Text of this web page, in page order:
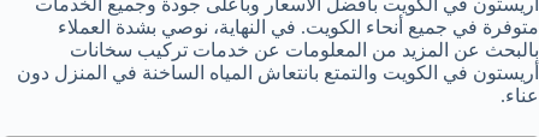
أريستون في الكويت بأفضل الأسعار وبأعلى جودة وجميع الخدمات
متوفرة في جميع أنحاء الكويت. في النهاية، نوصي بشدة العملاء
بالبحث عن المزيد من المعلومات عن خدمات تركيب سخانات
أريستون في الكويت والتمتع بانتعاش المياه الساخنة في المنزل دون
عناء.